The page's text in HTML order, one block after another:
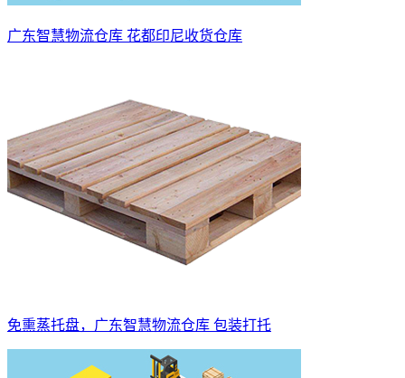
广东智慧物流仓库 花都印尼收货仓库
免熏蒸托盘，广东智慧物流仓库 包装打托